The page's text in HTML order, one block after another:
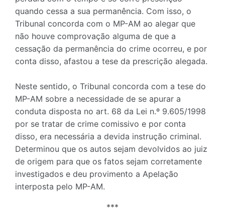
quando cessa a sua permanência. Com isso, o
Tribunal concorda com o MP-AM ao alegar que
não houve comprovação alguma de que a
cessação da permanência do crime ocorreu, e por
conta disso, afastou a tese da prescrição alegada.
Neste sentido, o Tribunal concorda com a tese do
MP-AM sobre a necessidade de se apurar a
conduta disposta no art. 68 da Lei n.º 9.605/1998
por se tratar de crime comissivo e por conta
disso, era necessária a devida instrução criminal.
Determinou que os autos sejam devolvidos ao juiz
de origem para que os fatos sejam corretamente
investigados e deu provimento a Apelação
interposta pelo MP-AM.
***